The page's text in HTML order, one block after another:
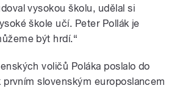
vysokou školu, udělal si
škole učí. Peter Pollák je
být hrdí.“
voličů Poláka poslalo do
prvním slovenským europoslancem